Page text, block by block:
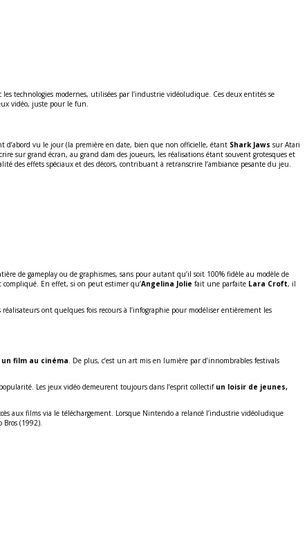
technologies modernes, utilisées par l’industrie vidéoludique. Ces deux entités se
vidéo, juste pour le fun.
d’abord vu le jour (la première en date, bien que non officielle, étant Shark Jaws sur Atari
sur grand écran, au grand dam des joueurs, les réalisations étant souvent grotesques et
des effets spéciaux et des décors, contribuant à retranscrire l’ambiance pesante du jeu.
de gameplay ou de graphismes, sans pour autant qu’il soit 100% fidèle au modèle de
En effet, si on peut estimer qu’Angelina Jolie fait une parfaite Lara Croft, il
ont quelques fois recours à l’infographie pour modéliser entièrement les
film au cinéma . De plus, c’est un art mis en lumière par d’innombrables festivals
Les jeux vidéo demeurent toujours dans l’esprit collectif un loisir de jeunes,
aux films via le téléchargement. Lorsque Nintendo a relancé l’industrie vidéoludique
(1992).